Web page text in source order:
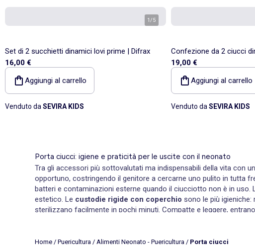
1/5
Set di 2 succhietti dinamici lovi prime | Difrax
16,00 €
Aggiungi al carrello
Venduto da SEVIRA KIDS
Confezione da 2 ciucci
19,00 €
Aggiungi al carrello
Venduto da SEVIRA KIDS
Porta ciucci: igiene e praticità per le uscite con il neonato
Tra gli accessori più sottovalutati ma indispensabili della vita con
opportuno, costringendo il genitore a cercarne uno pulito in tutta
batteri e contaminazioni esterne quando il ciucciotto non è in
estetico. Le custodie rigide con coperchio sono le più
sterilizzano facilmente in pochi minuti. Compatte e leggere,
Laccetti, clip e accessori coordinati: tutto per non perdere il
Home / Puericultura / Alimenti Neonato - Puericultura / Porta ciucci